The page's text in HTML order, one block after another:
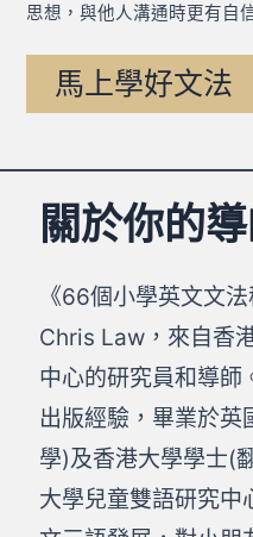
思想，與他人溝通時更有自
馬上學好文法
關於你的
《66個小學英文文
Chris Law，來自香
中心的研究員和導
出版經驗，畢業於英
學)及香港大學學士(
大學兒童雙語研究中